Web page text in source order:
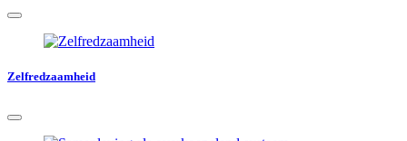
Zelfredzaamheid